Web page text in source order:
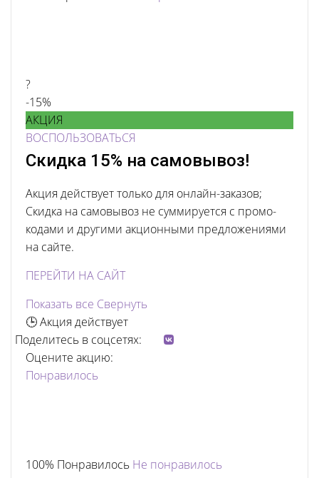
?
-15%
АКЦИЯ
ВОСПОЛЬЗОВАТЬСЯ
Скидка 15% на самовывоз!
Акция действует только для онлайн-заказов;
Скидка на самовывоз не суммируется с промо-
кодами и другими акционными предложениями
на сайте.
ПЕРЕЙТИ НА САЙТ
Показать все Свернуть
🕒 Акция действует
Поделитесь в соцсетях:
Оцените акцию:
Понравилось
100% Понравилось Не понравилось